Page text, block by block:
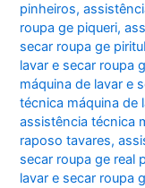
pinheiros,
roupa ge piqueri,
secar roupa ge
lavar e secar roupa
máquina de lavar e
técnica máquina de
assistência técnica
raposo tavares,
secar roupa ge real
lavar e secar roupa